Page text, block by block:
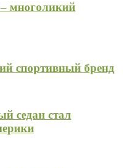
многоликий
спортивный бренд
седан стал